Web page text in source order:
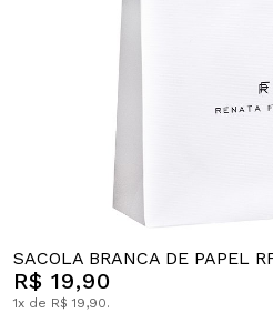
SACOLA BRANCA DE PAPEL
R$ 19,90
1x de R$ 19,90.